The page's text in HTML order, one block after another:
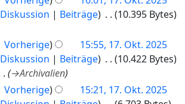
Diskussion Beiträge
10.395 Bytes
Vorherige
15:55, 17. Okt. 2025
Diskussion Beiträge
10.422 Bytes
→Archivalien
Vorherige
15:21, 17. Okt. 2025